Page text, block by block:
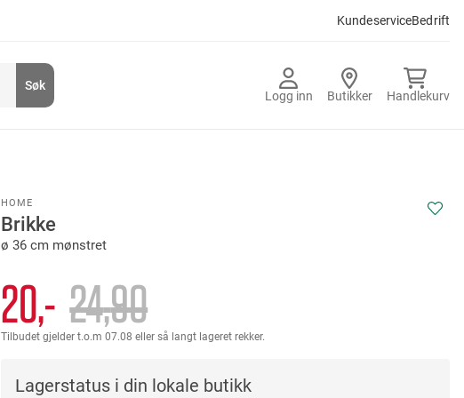
KundeserviceBedrift
Logg inn Butikker Handlekurv
Søk
HOME
Brikke
ø 36 cm mønstret
20,- 2490
Tilbudet gjelder t.o.m 07.08 eller så langt lageret rekker.
Lagerstatus i din lokale butikk